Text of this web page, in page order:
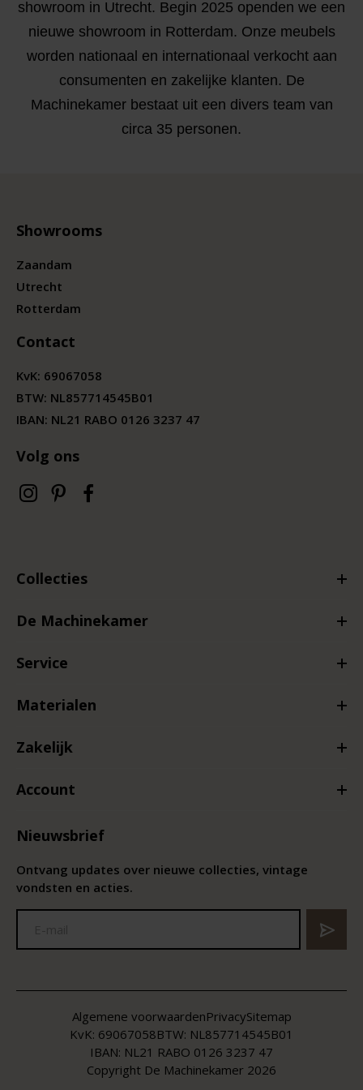
showroom in Utrecht. Begin 2025 openden we een
nieuwe showroom in Rotterdam. Onze meubels
worden nationaal en internationaal verkocht aan
consumenten en zakelijke klanten. De
Machinekamer bestaat uit een divers team van
circa 35 personen.
Showrooms
Zaandam
Utrecht
Rotterdam
Contact
KvK: 69067058
BTW: NL857714545B01
IBAN: NL21 RABO 0126 3237 47
Volg ons
Collecties
De Machinekamer
Service
Materialen
Zakelijk
Account
Nieuwsbrief
Ontvang updates over nieuwe collecties, vintage
vondsten en acties.
Copyright De Machinekamer 2026
KvK: 69067058BTW: NL857714545B01
IBAN: NL21 RABO 0126 3237 47
Algemene voorwaardenPrivacySitemap